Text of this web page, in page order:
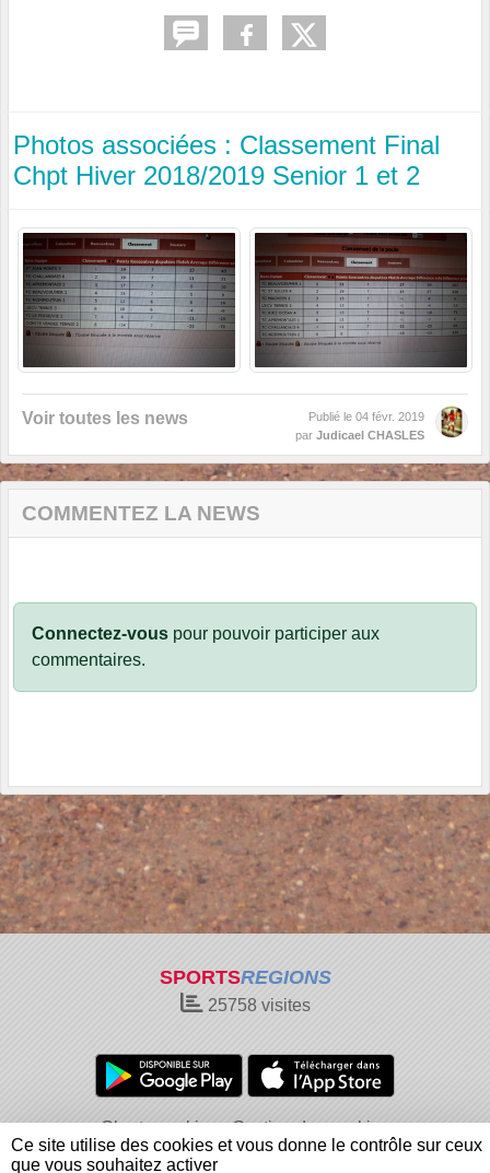
Photos associées : Classement Final
Chpt Hiver 2018/2019 Senior 1 et 2
Voir toutes les news Publié le 04 févr. 2019
par Judicael CHASLES
COMMENTEZ LA NEWS
Connectez-vous pour pouvoir participer aux
commentaires.
SPORTSREGIONS
25758visites
Charte cookies
Gestion des cookies
Informations légales
Signaler un contenu inapproprié
Ce site utilise des cookies et vous donne le contrôle sur ceux
que vous souhaitez activer